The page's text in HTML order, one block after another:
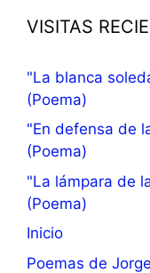
VISITAS
"La blanca
(Poema)
"En defensa de
(Poema)
"La lámpara de
(Poema)
Inicio
Poemas de